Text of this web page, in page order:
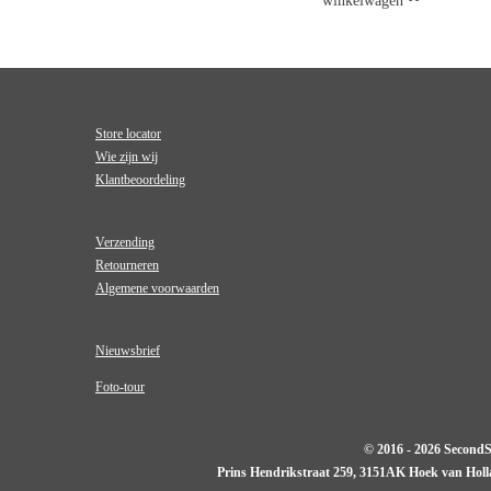
Store locator
Wie zijn wij
Klantbeoordeling
Verzending
Retourneren
Algemene voorwaarden
Nieuwsbrief
Foto-tour
© 2016 - 2026
Prins Hendrikstraat 259, 3151AK Hoek van